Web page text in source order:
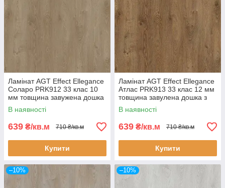
Ламінат AGT Effect Ellegance
Соларо PRK912 33 клас 10
мм товщина завужена дошка
з фаскою
В наявності
639 ₴/кв.м 710 ₴/кв.м
Купити
Ламінат AGT Effect Ellegance
Атлас PRK913 33 клас 12 мм
товщина завулена дошка з
фаською
В наявності
639 ₴/кв.м 710 ₴/кв.м
Купити
–10% –10%